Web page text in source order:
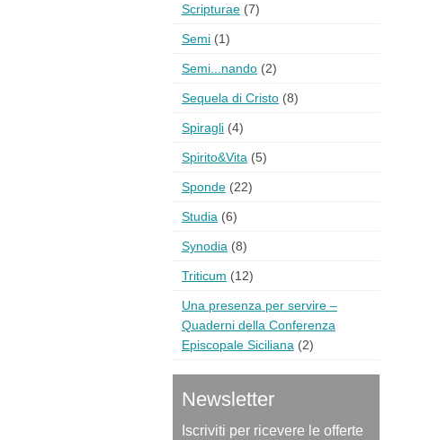
Scripturae (7)
Semi (1)
Semi...nando (2)
Sequela di Cristo (8)
Spiragli (4)
Spirito&Vita (5)
Sponde (22)
Studia (6)
Synodia (8)
Triticum (12)
Una presenza per servire –
Quaderni della Conferenza
Episcopale Siciliana (2)
Newsletter
Iscriviti per ricevere le offerte